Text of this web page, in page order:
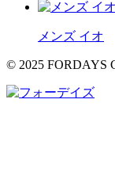
メンズ イオ
© 2025 FORDAYS